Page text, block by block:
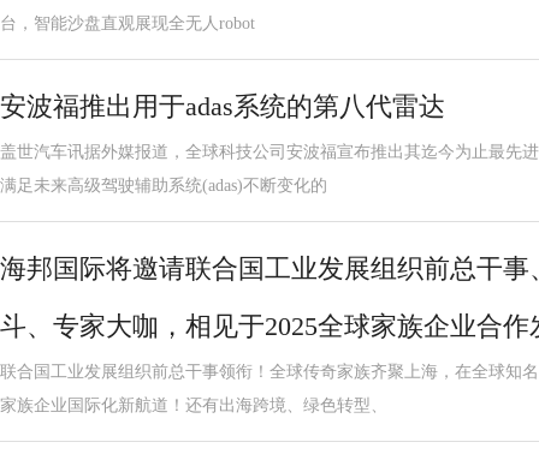
台，智能沙盘直观展现全无人robot
安波福推出用于adas系统的第八代雷达
盖世汽车讯据外媒报道，全球科技公司安波福宣布推出其迄今为止最
满足未来高级驾驶辅助系统(adas)不断变化的
海邦国际将邀请联合国工业发展组织前总干
斗、专家大咖，相见于2025全球家族企业合作
联合国工业发展组织前总干事领衔！全球传奇家族齐聚上海，在全球知
家族企业国际化新航道！还有出海跨境、绿色转型、